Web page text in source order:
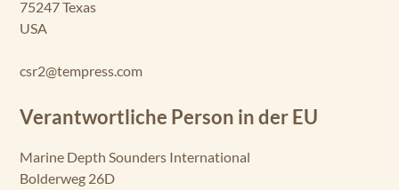
75247 Texas
USA
csr2@tempress.com
Verantwortliche Person in der EU
Marine Depth Sounders International
Bolderweg 26D